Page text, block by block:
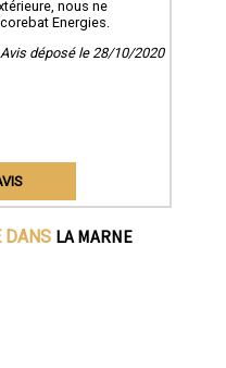
nous ne
Energies.
Avis déposé le 28/10/2020
DANS LA MARNE